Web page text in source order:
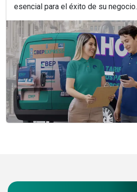
esencial para el éxito de su negocio.